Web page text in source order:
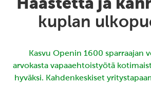
kuplan
Kasvu Openin 1600 sparraajan
arvokasta vapaaehtoistyötä
hyväksi. Kahdenkeskiset